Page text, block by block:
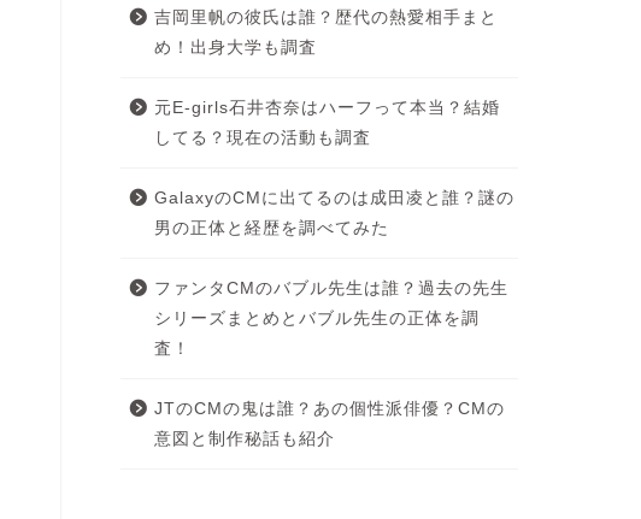
吉岡里帆の彼氏は誰？歴代の熱愛相手まと
め！出身大学も調査
元E-girls石井杏奈はハーフって本当？結婚
してる？現在の活動も調査
GalaxyのCMに出てるのは成田凌と誰？謎の
男の正体と経歴を調べてみた
ファンタCMのバブル先生は誰？過去の先生
シリーズまとめとバブル先生の正体を調
査！
JTのCMの鬼は誰？あの個性派俳優？CMの
意図と制作秘話も紹介